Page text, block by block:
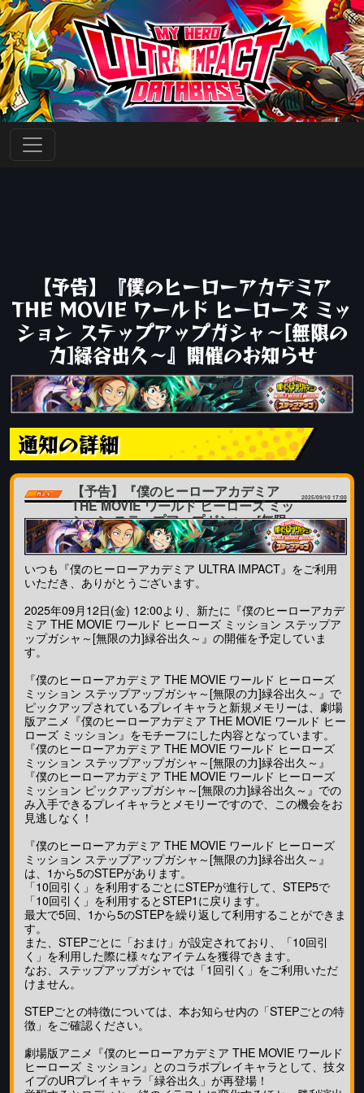
【予告】『僕のヒーローアカデミア
THE MOVIE ワールド ヒーローズ ミッ
ション ステップアップガシャ～[無限の
力]緑谷出久～』開催のお知らせ
通知の詳細